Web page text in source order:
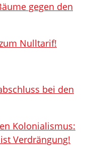
gegen den
Nulltarif!
bei den
Kolonialismus:
Verdrängung!